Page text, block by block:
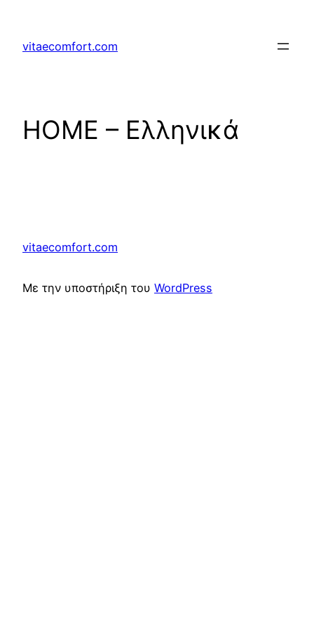
περιεχόμενο
vitaecomfort.com
HOME – Ελληνικά
vitaecomfort.com
Με την υποστήριξη του WordPress